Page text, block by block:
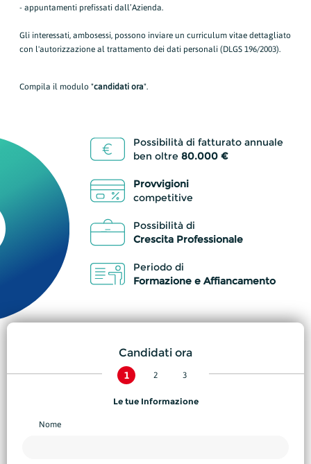
- appuntamenti prefissati dall’Azienda.
Gli interessati, ambosessi, possono inviare un curriculum vitae dettagliato
con l'autorizzazione al trattamento dei dati personali (DLGS 196/2003).
Compila il modulo "candidati ora".
Possibilità di fatturato annuale
ben oltre 80.000 €
Provvigioni
competitive
Possibilità di
Crescita Professionale
Periodo di
Formazione e Affiancamento
Candidati ora
Le tue Informazione
Nome